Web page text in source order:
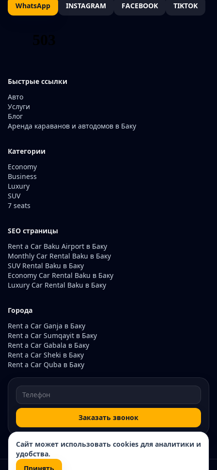
WhatsApp INSTAGRAM FACEBOOK TIKTOK
Быстрые ссылки
Авто
Услуги
Блог
Аренда караванов и автодомов в Баку
Категории
Economy
Business
Luxury
SUV
7 seats
SEO страницы
Rent a Car Baku Airport в Баку
Monthly Car Rental Baku в Баку
SUV Rental Baku в Баку
Economy Car Rental Baku в Баку
Luxury Car Rental Baku в Баку
Города
Rent a Car Ganja в Баку
Rent a Car Sumqayit в Баку
Rent a Car Gabala в Баку
Rent a Car Sheki в Баку
Rent a Car Quba в Баку
Заказать звонок
Сайт может использовать cookies для аналитики и
удобства.